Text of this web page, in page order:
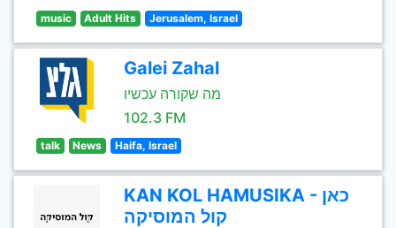
music Adult Hits Jerusalem, Israel
Galei Zahal
מה שקורה עכשיו
102.3 FM
talk News Haifa, Israel
KAN KOL HAMUSIKA - כאן
קול המוסיקה